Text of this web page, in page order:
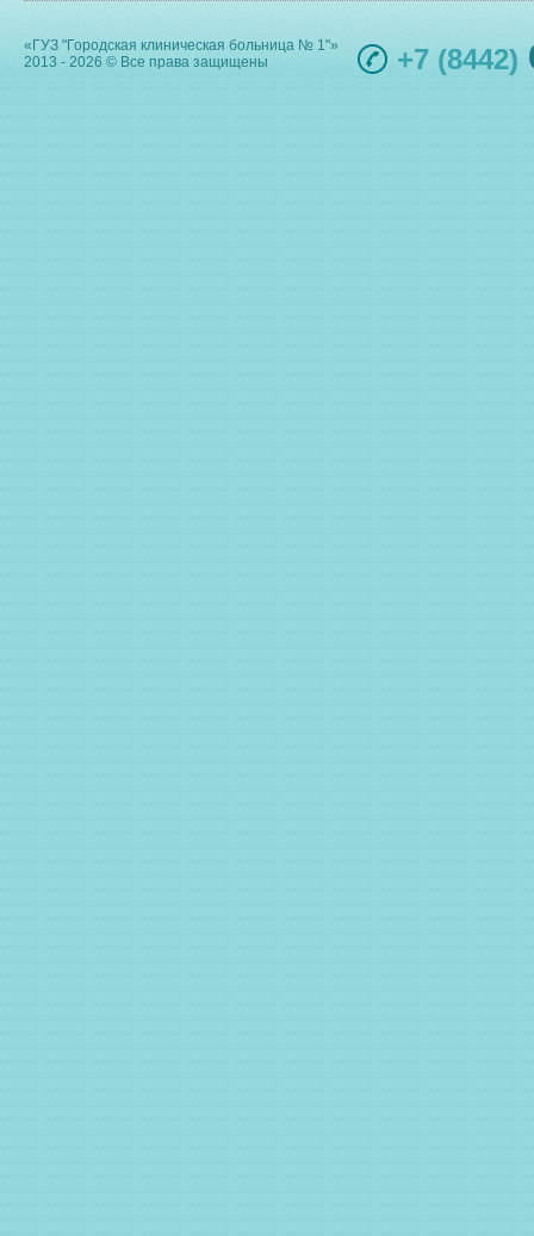
«ГУЗ "Городская клиническая больница № 1"»
2013 - 2026 © Все права защищены
+7 (8442)